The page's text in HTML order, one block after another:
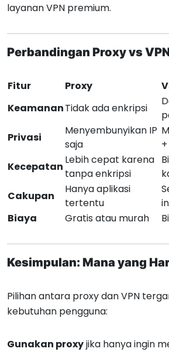
layanan VPN premium.
Perbandingan Proxy vs
Fitur Proxy
KeamananTidak ada enkripsi
Privasi
Menyembunyikan IP
saja
Kecepatan
Lebih cepat karena
tanpa enkripsi
Cakupan
Hanya aplikasi
tertentu
Biaya
Gratis atau murah
Kesimpulan: Mana yang
Pilihan antara proxy dan VPN
kebutuhan pengguna:
Gunakan proxyjika hanya ingin